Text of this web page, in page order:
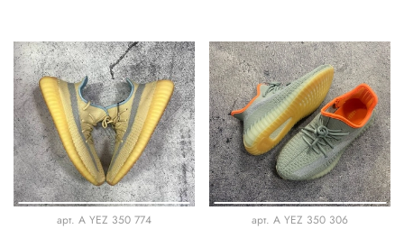
арт. A YEZ 350 774 арт. A YEZ 350 306